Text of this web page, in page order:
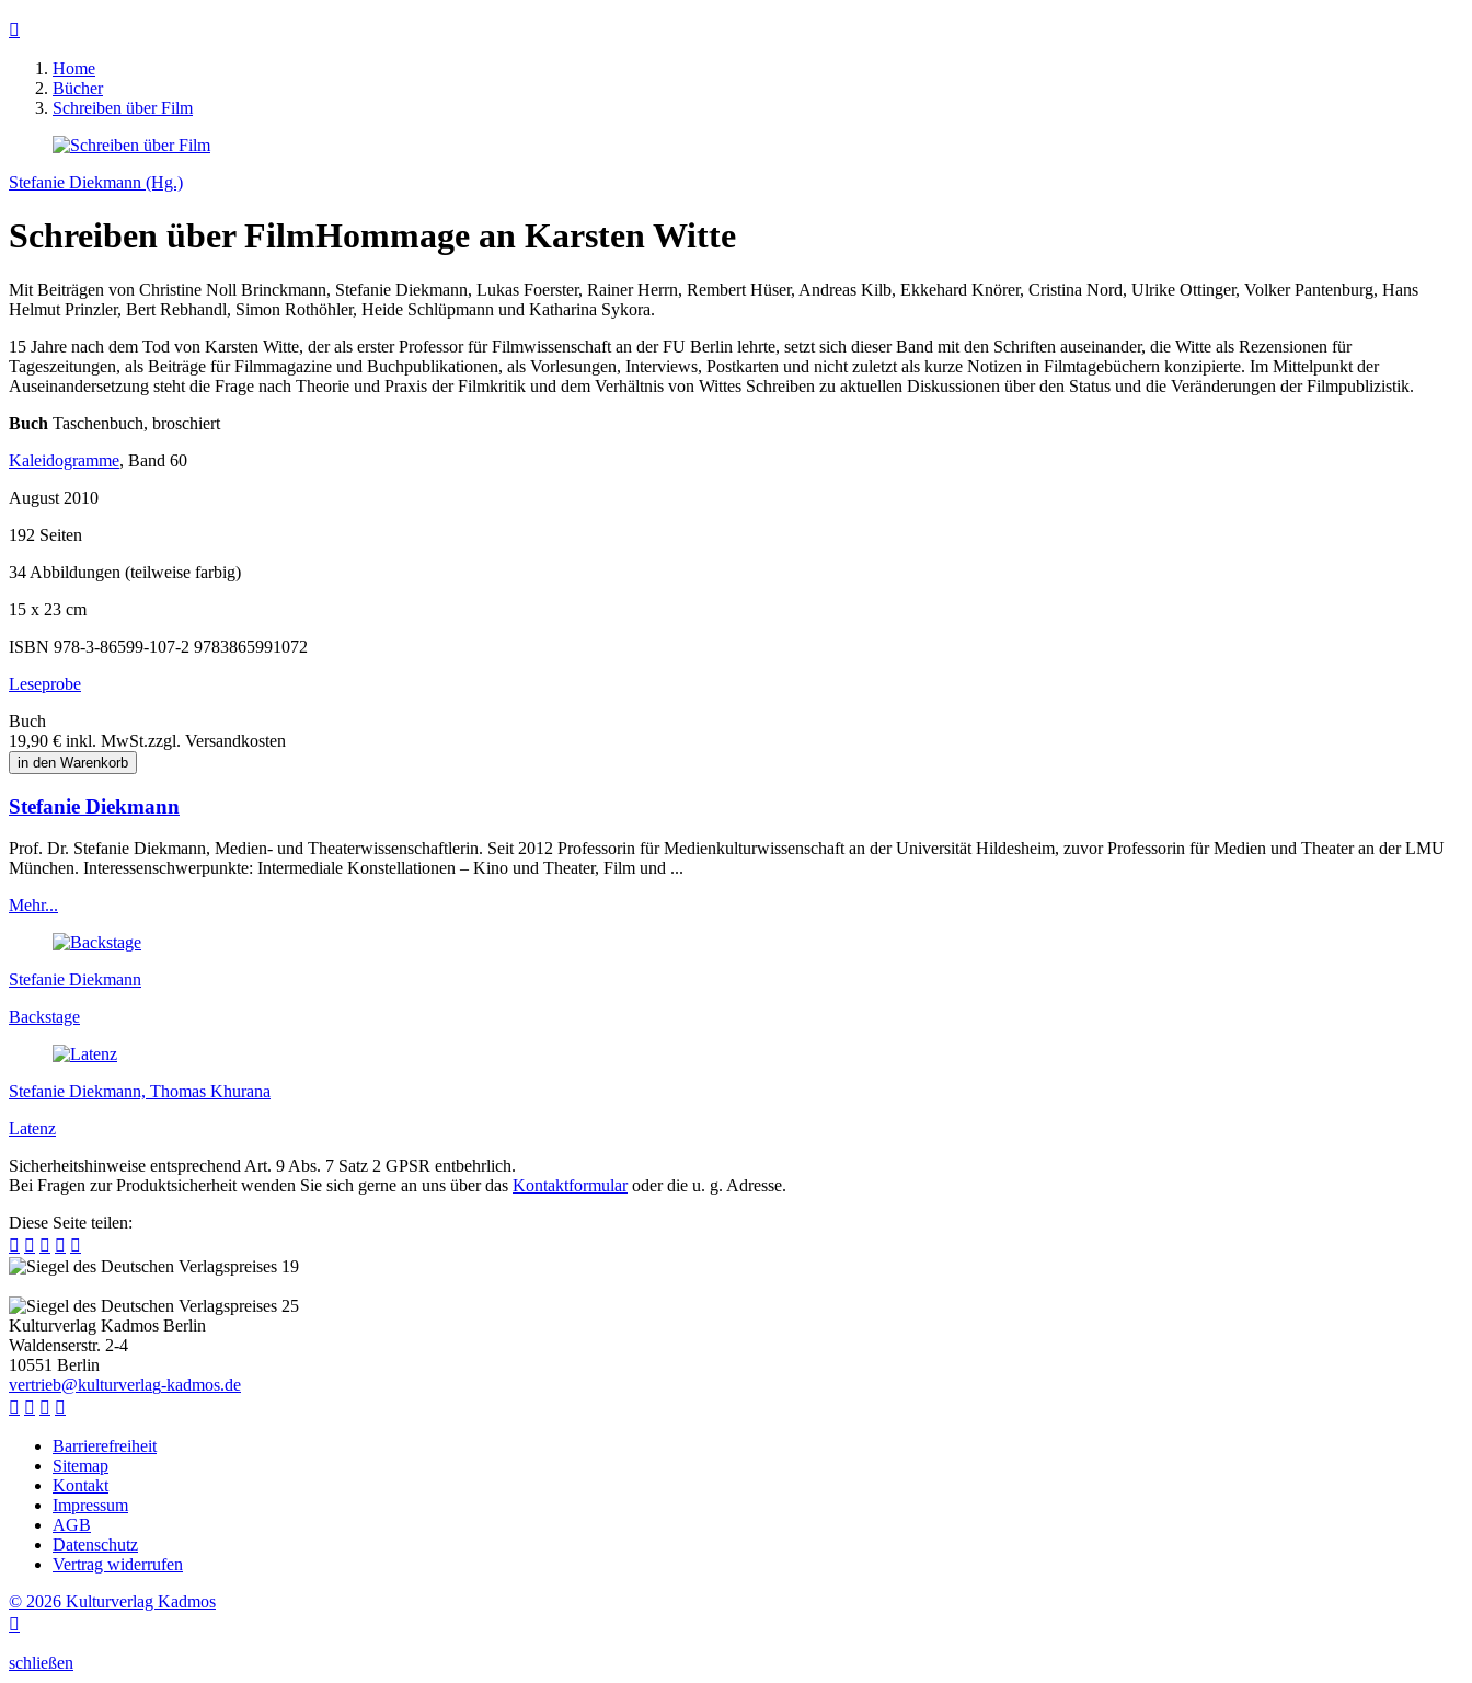

Home
Bücher
Schreiben über Film
Stefanie Diekmann (Hg.)
Schreiben über FilmHommage an Karsten Witte
Mit Beiträgen von Christine Noll Brinckmann, Stefanie Diekmann, Lukas Foerster, Rainer Herrn, Rembert Hüser, Andreas Kilb, Ekkehard Knörer, Cristina Nord, Ulrike Ottinger, Volker Pantenburg, Hans
Helmut Prinzler, Bert Rebhandl, Simon Rothöhler, Heide Schlüpmann und Katharina Sykora.
15 Jahre nach dem Tod von Karsten Witte, der als erster Professor für Filmwissenschaft an der FU Berlin lehrte, setzt sich dieser Band mit den Schriften auseinander, die Witte als Rezensionen für
Tageszeitungen, als Beiträge für Filmmagazine und Buchpublikationen, als Vorlesungen, Interviews, Postkarten und nicht zuletzt als kurze Notizen in Filmtagebüchern konzipierte. Im Mittelpunkt der
Auseinandersetzung steht die Frage nach Theorie und Praxis der Filmkritik und dem Verhältnis von Wittes Schreiben zu aktuellen Diskussionen über den Status und die Veränderungen der Filmpublizistik.
Buch Taschenbuch, broschiert
Kaleidogramme, Band 60
August 2010
192 Seiten
34 Abbildungen (teilweise farbig)
15 x 23 cm
ISBN 978-3-86599-107-2 9783865991072
Leseprobe
Buch
19,90 € inkl. MwSt.zzgl. Versandkosten
in den Warenkorb
Stefanie Diekmann
Prof. Dr. Stefanie Diekmann, Medien- und Theaterwissenschaftlerin. Seit 2012 Professorin für Medienkulturwissenschaft an der Universität Hildesheim, zuvor Professorin für Medien und Theater an der LMU
München. Interessenschwerpunkte: Intermediale Konstellationen – Kino und Theater, Film und ...
Mehr...
Stefanie Diekmann
Backstage
Stefanie Diekmann, Thomas Khurana
Latenz
Sicherheitshinweise entsprechend Art. 9 Abs. 7 Satz 2 GPSR entbehrlich.
Bei Fragen zur Produktsicherheit wenden Sie sich gerne an uns über das Kontaktformularoder die u. g. Adresse.
Diese Seite teilen:
    
Kulturverlag Kadmos Berlin
Waldenserstr. 2-4
10551 Berlin
vertrieb@kulturverlag-kadmos.de
   
Barrierefreiheit
Sitemap
Kontakt
Impressum
AGB
Datenschutz
Vertrag widerrufen
© 2026 Kulturverlag Kadmos

schließen